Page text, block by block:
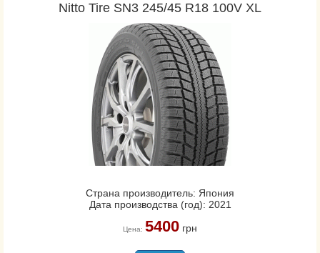
Nitto Tire SN3 245/45 R18 100V XL
Страна производитель: Япония
Дата производства (год): 2021
Цена: 5400грн